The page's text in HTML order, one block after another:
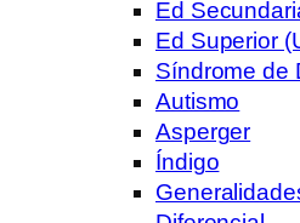
Ed
Ed Superior
Síndrome de
Autismo
Asperger
Índigo